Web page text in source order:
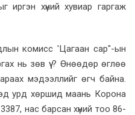
иргэн хүний хувиар гаргаж
комисс 'Цагаан сар"-ын
нь зөв үү ? Өнөөдөр өглөө
мэдээллийг өгч байна.
урд хөршид маань Корона
нас барсан хүний тоо 86-